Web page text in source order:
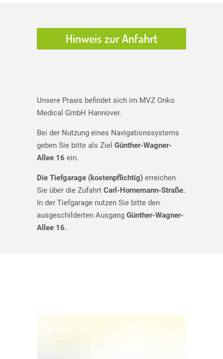
Hinweis zur Anfahrt
Unsere Praxis befindet sich im MVZ Onko
Medical GmbH Hannover.
Bei der Nutzung eines Navigationssystems
geben Sie bitte als Ziel Günther-Wagner-
Allee 16 ein.
Die Tiefgarage (kostenpflichtig) erreichen
Sie über die Zufahrt Carl-Hornemann-Straße.
In der Tiefgarage nutzen Sie bitte den
ausgeschilderten Ausgang Günther-Wagner-
Allee 16.